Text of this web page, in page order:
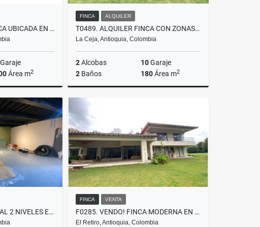
T0764. ALQUILO! FINCA UBICADA EN PARCELACIÓN DEL YARUMO EN LA CEJA
Garaje
Área m2
Alquiler
FINCA ALQUILER
T0489. ALQUILER FINCA CON ZONAS VERDES
La Ceja, Antioquia, Colombia
2Alcobas 10Garaje
2 Baños 180Área m2
T0400 ALQUILER LOCAL 2 NIVELES EN MALL COMERCIAL CON POTENCIAL LA CEJA
FINCA VENTA
F0285. VENDO! FINCA MODERNA EN PARCELACIÓN EXCLUSIVA UBICADA EL RETIRO
El Retiro, Antioquia, Colombia